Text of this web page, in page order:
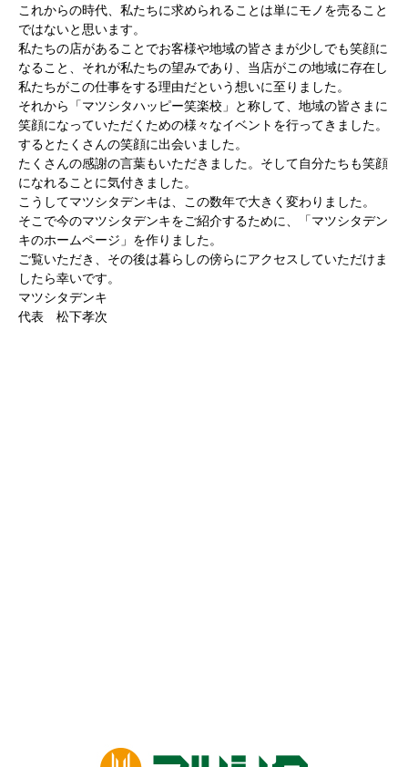
これからの時代、私たちに求められることは単にモノを売ること
ではないと思います。
私たちの店があることでお客様や地域の皆さまが少しでも笑顔に
なること、それが私たちの望みであり、当店がこの地域に存在し
私たちがこの仕事をする理由だという想いに至りました。
それから「マツシタハッピー笑楽校」と称して、地域の皆さまに
笑顔になっていただくための様々なイベントを行ってきました。
するとたくさんの笑顔に出会いました。
たくさんの感謝の言葉もいただきました。そして自分たちも笑顔
になれることに気付きました。
こうしてマツシタデンキは、この数年で大きく変わりました。
そこで今のマツシタデンキをご紹介するために、「マツシタデン
キのホームページ」を作りました。
ご覧いただき、その後は暮らしの傍らにアクセスしていただけま
したら幸いです。
マツシタデンキ
代表 松下孝次